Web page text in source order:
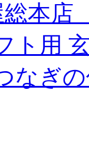
総本
用
なぎ